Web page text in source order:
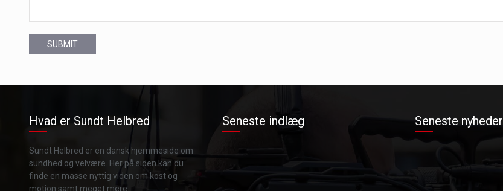
SUBMIT
Hvad er Sundt Helbred
Sundt Helbred er en dansk hjemmeside om
sundhed og velvære. Her på siden kan du
finde en masse nyttig viden om kost og
motion samt meget mere.
Seneste indlæg Seneste nyheder